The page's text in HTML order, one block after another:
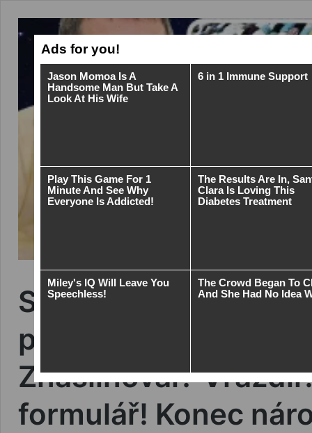
Strpění imigranta
parlamentu vylezli z
Znásilňoval?
formulář! Konec